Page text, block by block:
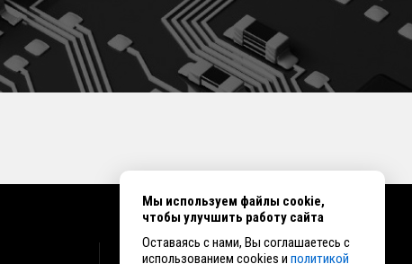
КОНТАКТЫ
Мы используем файлы cookie,
чтобы улучшить работу сайта
Оставаясь с нами, Вы соглашаетесь с
использованием cookies и политикой